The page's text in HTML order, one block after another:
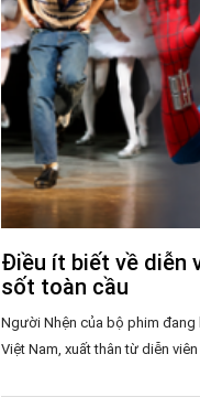
Điều ít biết về diễn
sốt toàn cầu
Người Nhện của bộ phim
Việt Nam, xuất thân từ diễn